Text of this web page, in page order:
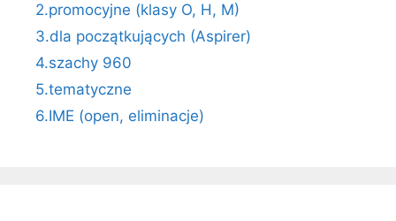
2.promocyjne (klasy O, H, M)
3.dla początkujących (Aspirer)
4.szachy 960
5.tematyczne
6.IME (open, eliminacje)